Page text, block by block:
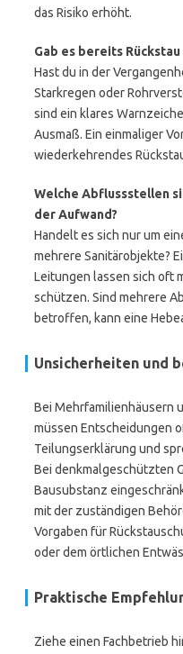
das Risiko erhöht.
Gab es bereits
Hast du in der
Starkregen oder
sind ein klares
Ausmaß. Ein einmaliger
wiederkehrendes
Welche Abflussstellen
der Aufwand?
Handelt es sich nur um
mehrere Sanitärobjekte?
Leitungen lassen sich oft
schützen. Sind mehrere
betroffen, kann eine
Unsicherheiten und
Bei Mehrfamilienhäusern
müssen Entscheidungen
Teilungserklärung und
Bei denkmalgeschützten
Bausubstanz
mit der zuständigen
Vorgaben für
oder dem örtlichen
Praktische
Ziehe einen Fachbetrieb